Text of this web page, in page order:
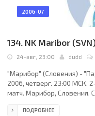
2006-07
134. NK Maribor
24-авг, 23:00 dudd
"Марибор" (Словения) -
2006, четверг. 23:00 МСК.
матч. Марибор, Словения.
(Франция). Резервный:
ПОДРОБНЕЕ